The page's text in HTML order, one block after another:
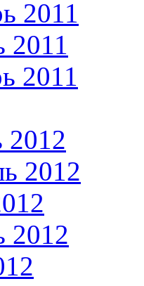
2011
2011
2011
2012
2012
2012